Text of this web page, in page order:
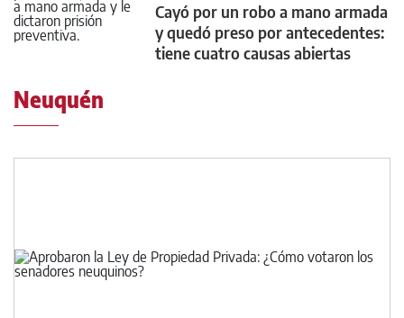
Cayó por un robo a mano armada
y quedó preso por antecedentes:
tiene cuatro causas abiertas
Neuquén